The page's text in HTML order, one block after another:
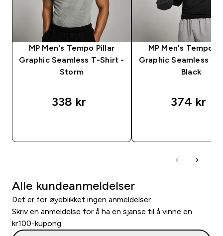
MP Men's Tempo Pillar
Graphic Seamless T-Shirt -
Storm
338 kr‎
MP Men's Tempo
Graphic Seamless 1/
Black
374 kr‎
Alle kundeanmeldelser
Det er for øyeblikket ingen anmeldelser.
Skriv en anmeldelse for å ha en sjanse til å vinne en
kr100-kupong.